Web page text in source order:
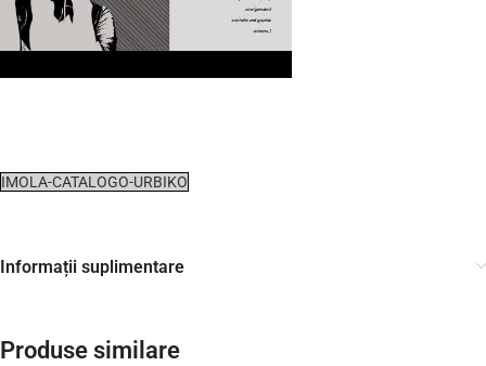
IMOLA-CATALOGO-URBIKO
Informații suplimentare
Produse similare